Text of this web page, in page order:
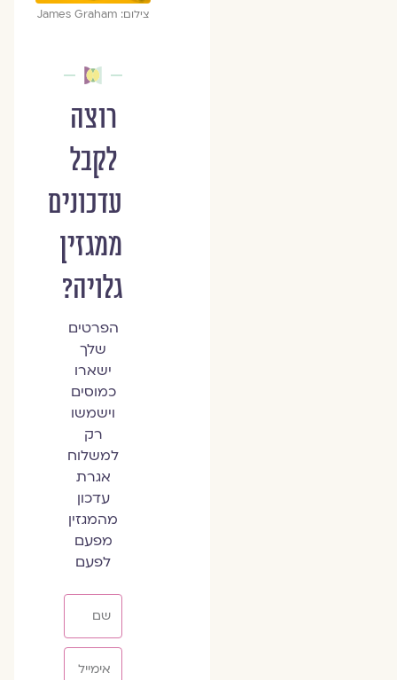
צילום: James Graham
רוצה
לקבל
עדכונים
ממגזין
גלויה?
הפרטים
שלך
ישארו
כמוסים
וישמשו
רק
למשלוח
אגרת
עדכון
מהמגזין
מפעם
לפעם